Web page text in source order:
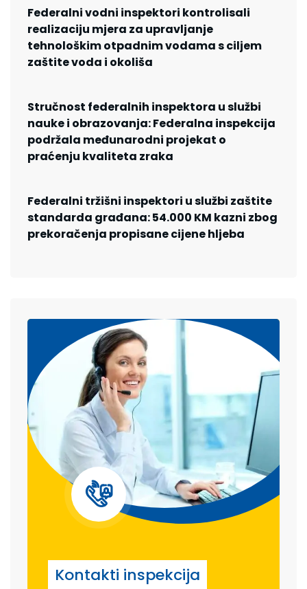
Federalni vodni inspektori kontrolisali
realizaciju mjera za upravljanje
tehnološkim otpadnim vodama s ciljem
zaštite voda i okoliša
Stručnost federalnih inspektora u službi
nauke i obrazovanja: Federalna inspekcija
podržala međunarodni projekat o
praćenju kvaliteta zraka
Federalni tržišni inspektori u službi zaštite
standarda građana: 54.000 KM kazni zbog
prekoračenja propisane cijene hljeba
Kontakti inspekcija